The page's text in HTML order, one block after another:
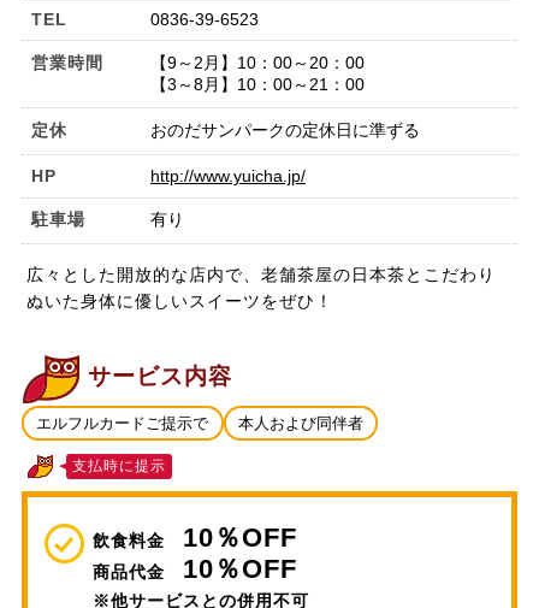
TEL 0836-39-6523
営業時間
【9～2月】10：00～20：00
【3～8月】10：00～21：00
定休 おのだサンパークの定休日に準ずる
HP http://www.yuicha.jp/
駐車場 有り
広々とした開放的な店内で、老舗茶屋の日本茶とこだわり
ぬいた身体に優しいスイーツをぜひ！
サービス内容
エルフルカードご提示で 本人および同伴者
支払時に提示
飲食料金 10％OFF
商品代金 10％OFF
※他サービスとの併用不可